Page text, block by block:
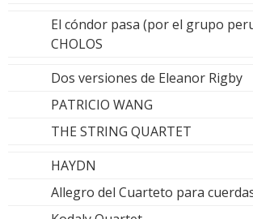
El cóndor pasa (por el grupo
CHOLOS
Dos versiones de Eleanor Rigby
PATRICIO WANG
THE STRING QUARTET
HAYDN
Allegro del Cuarteto para